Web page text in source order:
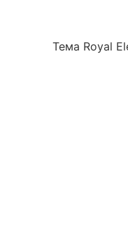
Тема Royal